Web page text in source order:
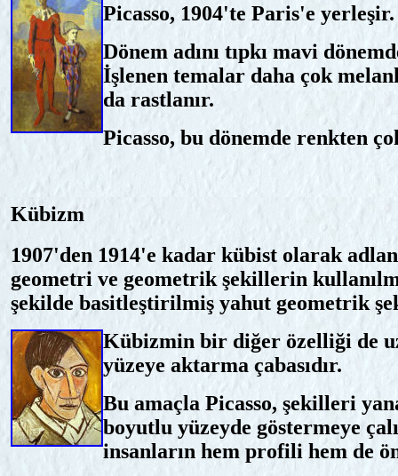
Picasso, 1904'te Paris'e
Dönem adını tıpkı mavi
İşlenen temalar daha çok
da rastlanır.
Picasso, bu dönemde renkten
Kübizm
1907'den 1914'e kadar kübist olarak
geometri ve geometrik şekillerin
şekilde basitleştirilmiş yahut geometrik
Kübizmin bir diğer özelliği de
yüzeye aktarma çabasıdır.
Bu amaçla Picasso, şekilleri
boyutlu yüzeyde göstermeye
insanların hem profili hem de